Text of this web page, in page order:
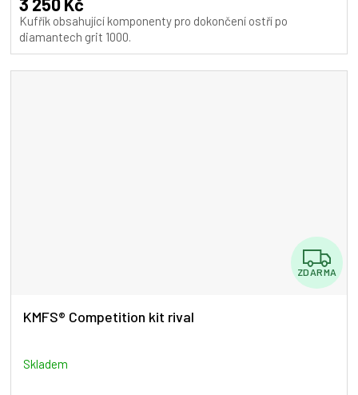
Kufřík obsahující komponenty pro dokončení ostří po
diamantech grit 1000.
Z
D
ZDARMA
KMFS® Competition kit rival
Skladem